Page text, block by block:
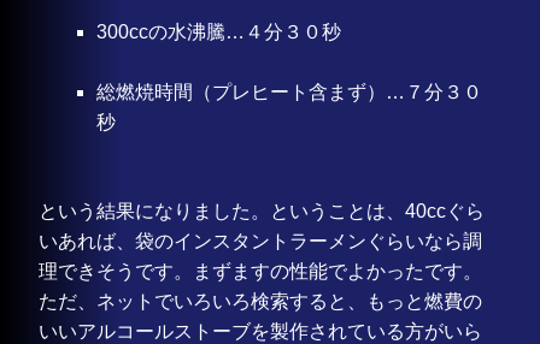
300ccの水沸騰…４分３０秒
総燃焼時間（プレヒート含まず）…７分３０
秒
という結果になりました。ということは、40ccぐら
いあれば、袋のインスタントラーメンぐらいなら調
理できそうです。まずますの性能でよかったです。
ただ、ネットでいろいろ検索すると、もっと燃費の
いいアルコールストーブを製作されている方がいら